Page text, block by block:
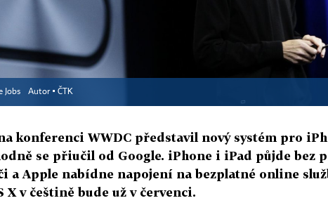
Jobs Autor ▪ ČTK
konferenci WWDC představil nový systém pro
se přiučil od Google. iPhone i iPad půjde bez
a Apple nabídne napojení na bezplatné online
X v češtině bude už v červenci.